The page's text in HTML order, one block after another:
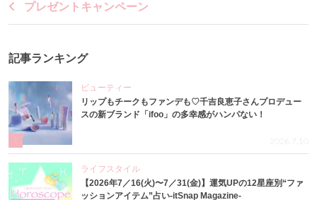
プレゼントキャンペーン
記事ランキング
ビューティー
リップもチークもファンデも♡千吉良恵子さんプロデュー
スの新ブランド「ifoo」の多幸感がハンパない！
2026.7.10
ライフスタイル
【2026年7／16(火)〜7／31(金)】運気UPの12星座別“ファ
ッションアイテム”占い-itSnap Magazine-